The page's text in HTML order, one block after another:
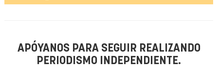
APÓYANOS PARA SEGUIR REALIZANDO
PERIODISMO INDEPENDIENTE.